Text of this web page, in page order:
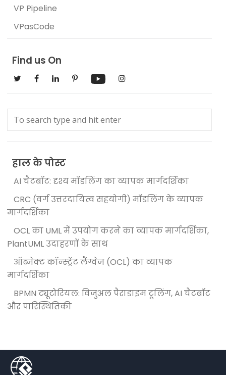
VP Pipeline
VPasCode
Find us On
हाल के पोस्ट
AI चैटबॉट: दृश्य मॉडलिंग का व्यापक मार्गदर्शिका
CRC (वर्ग उत्तरदायित्व सहयोगी) मॉडलिंग के व्यापक
मार्गदर्शिका
OCL का UML में उपयोग करने का व्यापक मार्गदर्शिका,
PlantUML उदाहरणों के साथ
ऑब्जेक्ट कॉन्स्ट्रेंट लैंग्वेज (OCL) का व्यापक
मार्गदर्शिका
BPMN ट्यूटोरियल: विजुअल पैराडाइम टूलिंग, AI चैटबॉट
और पारिस्थितिकी